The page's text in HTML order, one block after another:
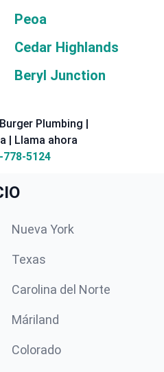
Peoa
Cedar Highlands
Beryl Junction
Plumbing |
| Llama ahora
778-5124
Nueva York
Texas
Carolina del Norte
Máriland
Colorado